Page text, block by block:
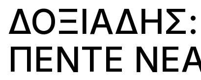
ΠΕΝΤΕ ΝΕΑ